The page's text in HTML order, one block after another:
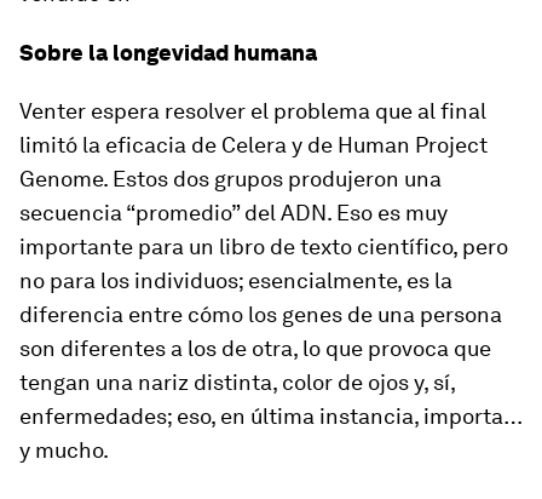
Sobre la longevidad humana
Venter espera resolver el problema que al final
limitó la eficacia de Celera y de Human Project
Genome. Estos dos grupos produjeron una
secuencia “promedio” del ADN. Eso es muy
importante para un libro de texto científico, pero
no para los individuos; esencialmente, es la
diferencia entre cómo los genes de una persona
son diferentes a los de otra, lo que provoca que
tengan una nariz distinta, color de ojos y, sí,
enfermedades; eso, en última instancia, importa…
y mucho.